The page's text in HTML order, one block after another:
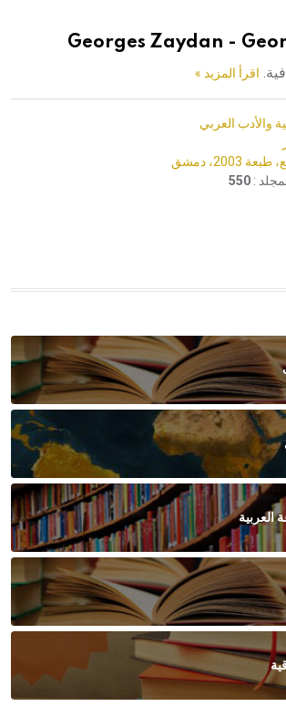
العربية تطلق موسوعات جديدة في عام 2026
Georges Zaydan -
اقرأ المزيد »
والأدب العربي
2003، دمشق
:
550
العربية